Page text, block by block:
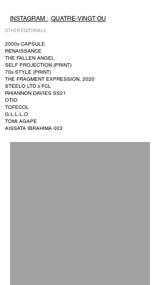
INSTAGRAM : QUATRE-VINGT OU
OTHER EDITORIALS
2000s CAPSULE
RENAISSANCE
THE FALLEN ANGEL
SELF PROJECTION (PRINT)
70s STYLE (PRINT)
THE FRAGMENT EXPRESSION, 2020
STEELO LTD x FCL
RHIANNON DAVIES SS21
OTIO
TOFECOL
G.L.L.L.O
TOMI AGAPE
AISSATA IBRAHIMA 003